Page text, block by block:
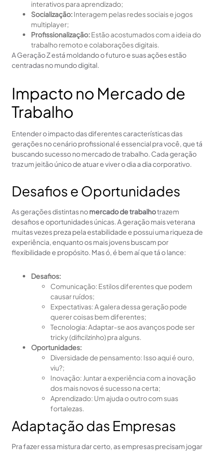
interativos para aprendizado;
Socialização: Interagem pelas redes sociais e jogos
multiplayer;
Profissionalização: Estão acostumados com a ideia do
trabalho remoto e colaborações digitais.
A Geração Z está moldando o futuro e suas ações estão
centradas no mundo digital.
Impacto no Mercado de
Trabalho
Entender o impacto das diferentes características das
gerações no cenário profissional é essencial pra você, que tá
buscando sucesso no mercado de trabalho. Cada geração
traz um jeitão único de atuar e viver o dia a dia corporativo.
Desafios e Oportunidades
As gerações distintas nomercado de trabalhotrazem
desafios e oportunidades únicas. A geração mais veterana
muitas vezes preza pela estabilidade e possui uma riqueza de
experiência, enquanto os mais jovens buscam por
flexibilidade e propósito. Mas ó, é bem aí que tá o lance:
Desafios:
Comunicação: Estilos diferentes que podem
causar ruídos;
Expectativas: A galera dessa geração pode
querer coisas bem diferentes;
Tecnologia: Adaptar-se aos avanços pode ser
tricky (dificilzinho) pra alguns.
Oportunidades:
Diversidade de pensamento: Isso aqui é ouro,
viu?;
Inovação: Juntar a experiência com a inovação
dos mais novos é sucesso na certa;
Aprendizado: Um ajuda o outro com suas
fortalezas.
Adaptação das Empresas
Pra fazer essa mistura dar certo, as empresas precisam jogar